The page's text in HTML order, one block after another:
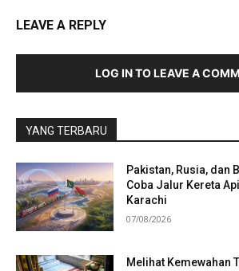
LEAVE A REPLY
LOG IN TO LEAVE A
YANG TERBARU
Pakistan, Rusia, dan
Coba Jalur Kereta
Karachi
07/08/2026
Melihat Kemewahan